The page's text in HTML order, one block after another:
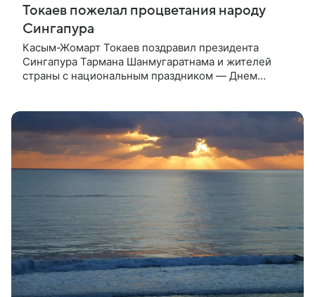
Токаев пожелал процветания народу
Сингапура
Касым-Жомарт Токаев поздравил президента
Сингапура Тармана Шанмугаратнама и жителей
страны с национальным праздником — Днем